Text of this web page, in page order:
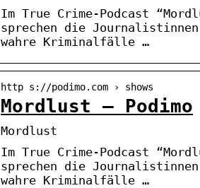
Im True Crime-Podcast
sprechen die
wahre Kriminalfälle …
http s://podimo.com › shows
Mordlust – Podimo
Mordlust
Im True Crime-Podcast
sprechen die
wahre Kriminalfälle …